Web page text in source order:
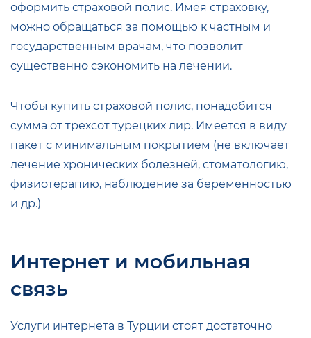
оформить страховой полис. Имея страховку,
можно обращаться за помощью к частным и
государственным врачам, что позволит
существенно сэкономить на лечении.
Чтобы купить страховой полис, понадобится
сумма от трехсот турецких лир. Имеется в виду
пакет с минимальным покрытием (не включает
лечение хронических болезней, стоматологию,
физиотерапию, наблюдение за беременностью
и др.)
Интернет и мобильная
связь
Услуги интернета в Турции стоят достаточно